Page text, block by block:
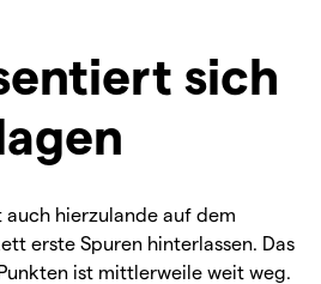
sich
hierzulande auf dem
erste Spuren hinterlassen. Das
ist mittlerweile weit weg.